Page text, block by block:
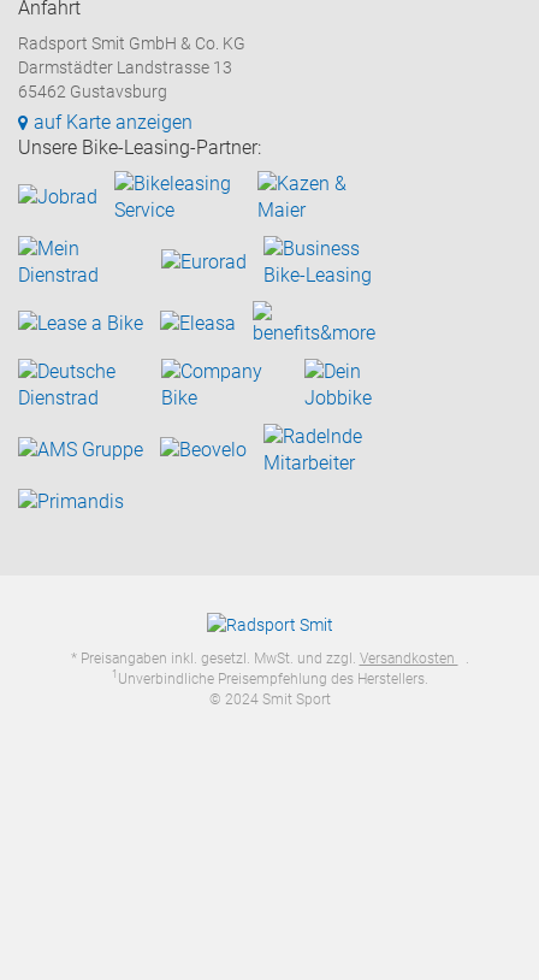
Anfahrt
Radsport Smit GmbH & Co. KG
Darmstädter Landstrasse 13
65462 Gustavsburg
auf Karte anzeigen
Unsere Bike-Leasing-Partner:
* Preisangaben inkl. gesetzl. MwSt. und zzgl. Versandkosten .
1 Unverbindliche Preisempfehlung des Herstellers.
© 2024 Smit Sport